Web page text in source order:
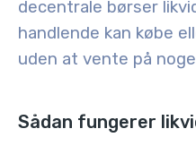
decentrale børser
handlende kan købe
uden at vente på
Sådan fungerer